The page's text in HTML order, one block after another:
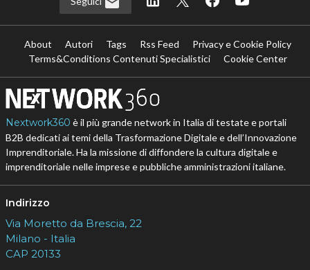
About Autori Tags Rss Feed
Privacy e Cookie Policy
Terms&Conditions Contenuti Specialistici
Cookie Center
Nextwork360 è il più grande network in Italia di testate e portali
B2B dedicati ai temi della Trasformazione Digitale e dell’Innovazione
Imprenditoriale. Ha la missione di diffondere la cultura digitale e
imprenditoriale nelle imprese e pubbliche amministrazioni italiane.
Indirizzo
Via Moretto da Brescia, 22
Milano - Italia
CAP 20133